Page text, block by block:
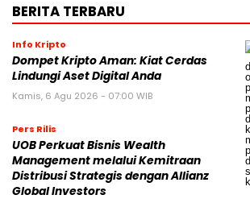
BERITA TERBARU
Info Kripto
Dompet Kripto Aman: Kiat Cerdas
Lindungi Aset Digital Anda
Kamis, 6 Agu 2026 - 07:00 WIB
Pers Rilis
UOB Perkuat Bisnis Wealth
Management melalui Kemitraan
Distribusi Strategis dengan Allianz
Global Investors